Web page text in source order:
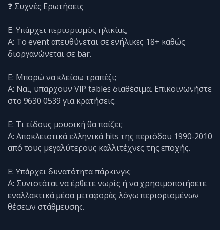
❓ Συχνές Ερωτήσεις
Ε: Υπάρχει περιορισμός ηλικίας;
Α: Το event απευθύνεται σε ενήλικες 18+ καθώς
διοργανώνεται σε bar.
Ε: Μπορώ να κλείσω τραπέζι;
Α: Ναι, υπάρχουν VIP tables διαθέσιμα. Επικοινωνήστε
στο 9630 0539 για κρατήσεις.
Ε: Τι είδους μουσική θα παίζει;
Α: Αποκλειστικά ελληνικά hits της περιόδου 1990-2010
από τους μεγαλύτερους καλλιτέχνες της εποχής.
Ε: Υπάρχει δυνατότητα πάρκινγκ;
Α: Συνιστάται να έρθετε νωρίς ή να χρησιμοποιήσετε
εναλλακτικά μέσα μεταφοράς λόγω περιορισμένων
θέσεων στάθμευσης.